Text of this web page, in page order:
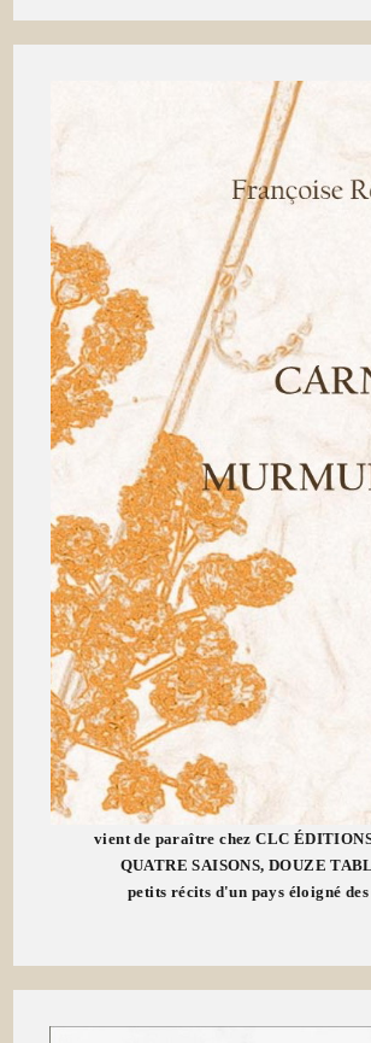
vient de paraître chez CLC
QUATRE SAISONS, DOUZE
petits récits d'un pays éloigné